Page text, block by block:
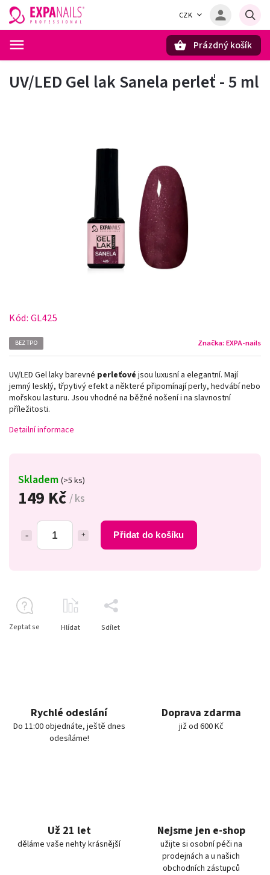
CZK
Prázdný košík
UV/LED Gel lak Sanela perleť - 5 ml
Kód: GL425
BEZ TPO Značka: EXPA-nails
149 Kč / ks
Přidat do košíku
Skladem (>5 ks)
UV/LED Gel laky barevné perleťové jsou luxusní a elegantní. Mají
jemný lesklý, třpytivý efekt a některé připomínají perly, hedvábí nebo
mořskou lasturu. Jsou vhodné na běžné nošení i na slavnostní
příležitosti.
Detailní informace
Zeptat se Hlídat Sdílet
Rychlé odeslání
Do 11:00 objednáte, ještě dnes
odesíláme!
Doprava zdarma
již od 600 Kč
Už 21 let
děláme vaše nehty krásnější
Nejsme jen e-shop
užijte si osobní péči na
prodejnách a u našich
obchodních zástupců